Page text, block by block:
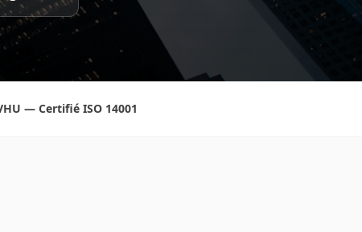
— Certifié ISO 14001